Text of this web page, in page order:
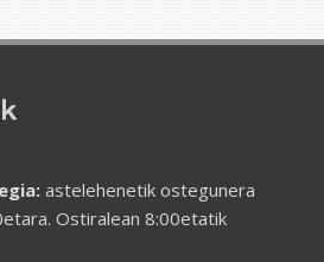
astelehenetik ostegunera
Ostiralean 8:00etatik